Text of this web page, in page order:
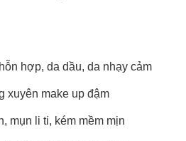
hợp, da dầu, da nhạy cảm
xuyên make up đậm
mụn li ti, kém mềm mịn